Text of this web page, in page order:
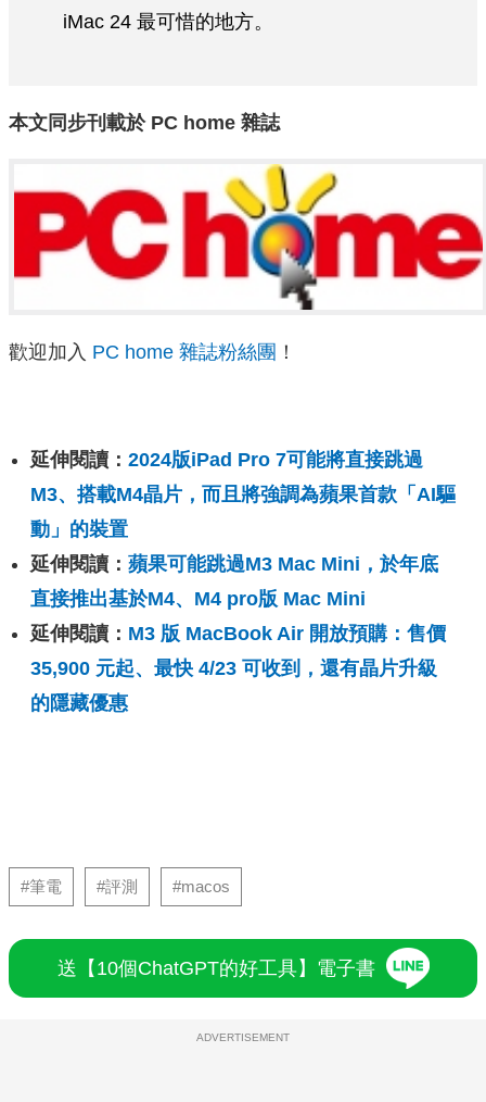
iMac 24 最可惜的地方。
本文同步刊載於PC home 雜誌
歡迎加入 PC home 雜誌粉絲團 ！
延伸閱讀： 2024版iPad Pro 7可能將直接跳過
M3、搭載M4晶片，而且將強調為蘋果首款「AI驅
動」的裝置
延伸閱讀： 蘋果可能跳過M3 Mac Mini，於年底
直接推出基於M4、M4 pro版 Mac Mini
延伸閱讀： M3 版 MacBook Air 開放預購：售價
35,900 元起、最快 4/23 可收到，還有晶片升級
的隱藏優惠
#筆電 #評測 #macos
送【10個ChatGPT的好工具】電子書
ADVERTISEMENT